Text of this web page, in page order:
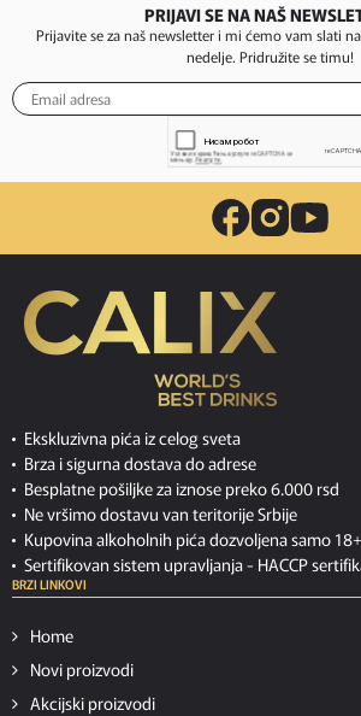
PRIJAVI SE NA NAŠ
Prijavite se za naš newsletter i mi ćemo vam slati
nedelje. Pridružite se timu!
Ekskluzivna pića iz celog sveta
Brza i sigurna dostava do adrese
Besplatne pošiljke za iznose preko 6.000 rsd
Ne vršimo dostavu van teritorije Srbije
Kupovina alkoholnih pića dozvoljena samo 18+
Sertifikovan sistem upravljanja - HACCP
BRZI LINKOVI
Home
Novi proizvodi
Akcijski proizvodi